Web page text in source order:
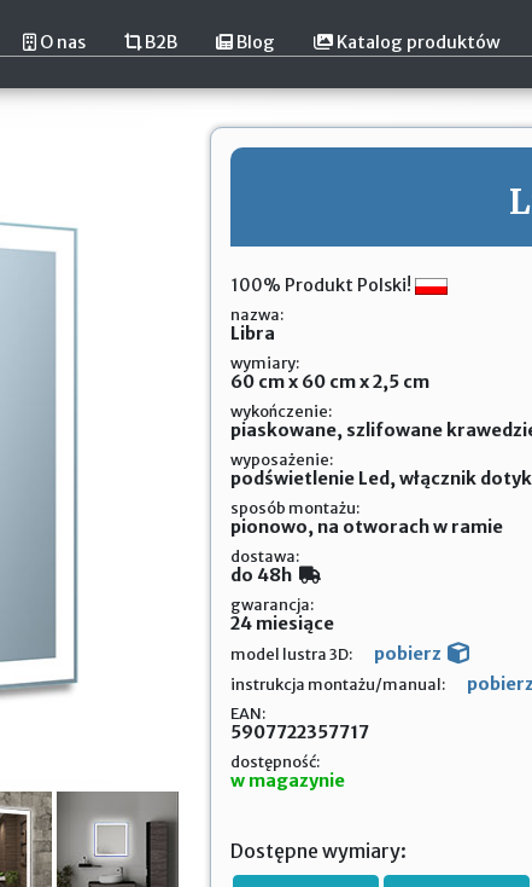
O nas B2B Blog Katalog produktów
100% Produkt Polski!
nazwa:
Libra
wymiary:
60 cm x 60 cm x 2,5 cm
wykończenie:
piaskowane, szlifowane
wyposażenie:
podświetlenie Led, włącznik
sposób montażu:
pionowo, na otworach w ramie
dostawa:
do 48h
gwarancja:
24 miesiące
model lustra 3D: pobierz
instrukcja montażu/manual: pobierz
EAN:
5907722357717
dostępność:
w magazynie
Dostępne wymiary: